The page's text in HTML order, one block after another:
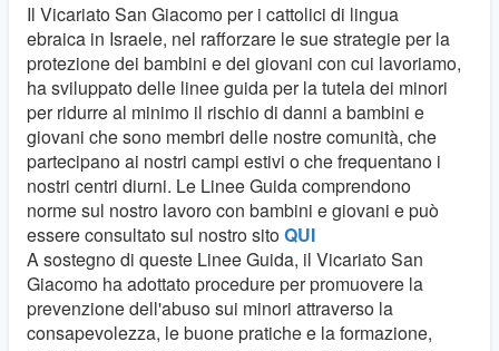
Il Vicariato San Giacomo per i cattolici di lingua
ebraica in Israele, nel rafforzare le sue strategie per la
protezione dei bambini e dei giovani con cui lavoriamo,
ha sviluppato delle linee guida per la tutela dei minori
per ridurre al minimo il rischio di danni a bambini e
giovani che sono membri delle nostre comunità, che
partecipano ai nostri campi estivi o che frequentano i
nostri centri diurni. Le Linee Guida comprendono
norme sul nostro lavoro con bambini e giovani e può
essere consultato sul nostro sitoQUI
A sostegno di queste Linee Guida, il Vicariato San
Giacomo ha adottato procedure per promuovere la
prevenzione dell'abuso sui minori attraverso la
consapevolezza, le buone pratiche e la formazione,